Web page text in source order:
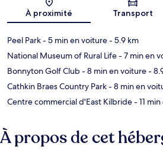
Carte
À proximité Transport
Peel Park- 5 min en voiture- 5.9 km
National Museum of Rural Life- 7 min en
Bonnyton Golf Club- 8 min en voiture-
Cathkin Braes Country Park- 8 min en
Centre commercial d'East Kilbride- 11
À propos de cet